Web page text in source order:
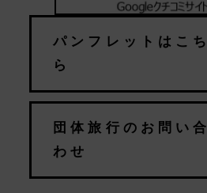
パンフレットはこち
ら
団体旅行のお問い合
わせ